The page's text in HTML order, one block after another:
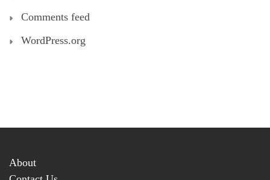
Comments feed
WordPress.org
About